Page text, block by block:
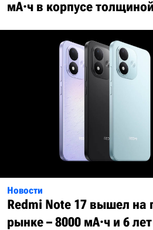
мА·ч в корпусе
Новости
Redmi Note 17 вышел на
рынке – 8000 мА·ч и 6